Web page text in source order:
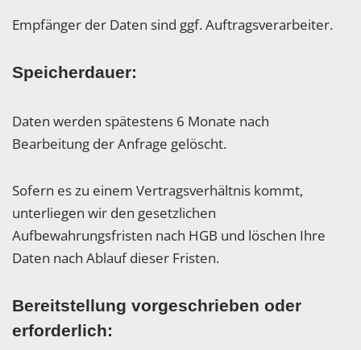
Empfänger der Daten sind ggf. Auftragsverarbeiter.
Speicherdauer:
Daten werden spätestens 6 Monate nach
Bearbeitung der Anfrage gelöscht.
Sofern es zu einem Vertragsverhältnis kommt,
unterliegen wir den gesetzlichen
Aufbewahrungsfristen nach HGB und löschen Ihre
Daten nach Ablauf dieser Fristen.
Bereitstellung vorgeschrieben oder
erforderlich: